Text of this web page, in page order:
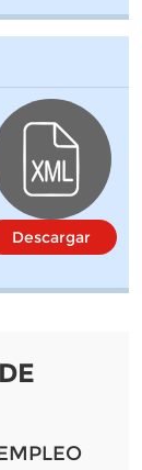
Descargar